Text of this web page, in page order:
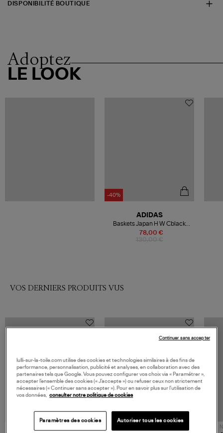
DISPONIBILITÉ BOUTIQUE
Adoptez
LE LOOK
-40%
78,00 €
ADIDAS
Baskets Japan H W Cblack
Owhite Crewht
VOS DERNIERS PRODUITS VUS
lulli-sur-la-toile.com utilise des cookies et technologies similaires à des fins de
performance, personnalisation, publicité et analyses, en collaboration avec des
partenaires tels que Google. Vous pouvez configurer vos choix via « Paramétrer »,
accepter l’ensemble des cookies (« J’accepte ») ou refuser ceux non strictement
nécessaires (« Continuer sans accepter »). Pour en savoir plus sur l’utilisation de
vos données, consulter notre politique de cookies
Paramètres des cookies Autoriser tous les cookies
Continuer sans accepter